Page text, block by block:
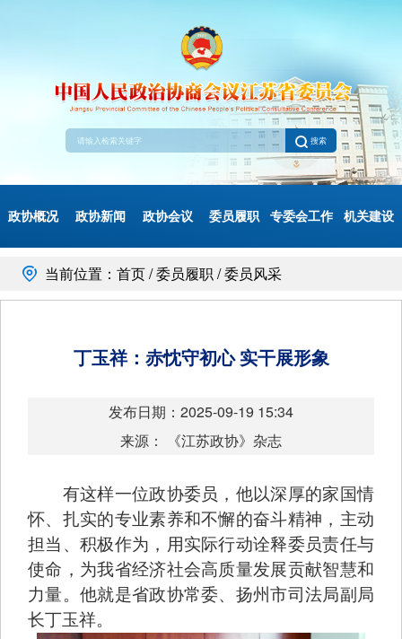
搜索
政协概况 政协新闻 政协会议 委员履职 专委会工作 机关建设
当前位置：首页 / 委员履职 / 委员风采
丁玉祥：赤忱守初心 实干展形象
发布日期：2025-09-19 15:34
来源： 《江苏政协》杂志
有这样一位政协委员，他以深厚的家国情
怀、扎实的专业素养和不懈的奋斗精神，主动
担当、积极作为，用实际行动诠释委员责任与
使命，为我省经济社会高质量发展贡献智慧和
力量。他就是省政协常委、扬州市司法局副局
长丁玉祥。